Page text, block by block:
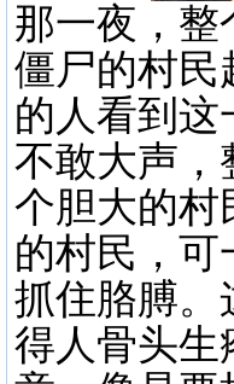
那一夜，整
僵尸的村民
的人看到
不敢大声，
个胆大的村
的村民，
抓住胳膊。
得人骨头生